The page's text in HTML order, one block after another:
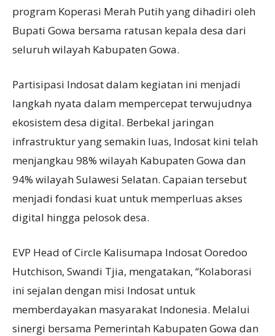
program Koperasi Merah Putih yang dihadiri oleh
Bupati Gowa bersama ratusan kepala desa dari
seluruh wilayah Kabupaten Gowa.
Partisipasi Indosat dalam kegiatan ini menjadi
langkah nyata dalam mempercepat terwujudnya
ekosistem desa digital. Berbekal jaringan
infrastruktur yang semakin luas, Indosat kini telah
menjangkau 98% wilayah Kabupaten Gowa dan
94% wilayah Sulawesi Selatan. Capaian tersebut
menjadi fondasi kuat untuk memperluas akses
digital hingga pelosok desa.
EVP Head of Circle Kalisumapa Indosat Ooredoo
Hutchison, Swandi Tjia, mengatakan, “Kolaborasi
ini sejalan dengan misi Indosat untuk
memberdayakan masyarakat Indonesia. Melalui
sinergi bersama Pemerintah Kabupaten Gowa dan